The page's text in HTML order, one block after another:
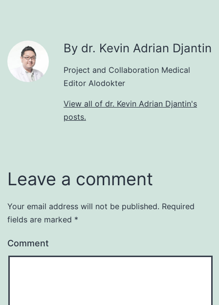
By dr. Kevin Adrian Djantin
Project and Collaboration Medical
Editor Alodokter
View all of dr. Kevin Adrian Djantin's
posts.
Leave a comment
Your email address will not be published. Required
fields are marked *
Comment